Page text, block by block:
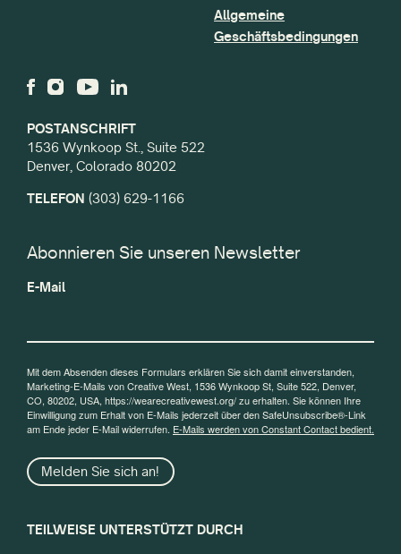
POSTANSCHRIFT
1536 Wynkoop St., Suite 522
Denver, Colorado 80202
TELEFON (303) 629-1166
Allgemeine
Geschäftsbedingungen
Abonnieren Sie unseren Newsletter
E-Mail
Mit dem Absenden dieses Formulars erklären Sie sich damit einverstanden,
Marketing-E-Mails von Creative West, 1536 Wynkoop St, Suite 522, Denver,
CO, 80202, USA, https://wearecreativewest.org/ zu erhalten. Sie können Ihre
Einwilligung zum Erhalt von E-Mails jederzeit über den SafeUnsubscribe®-Link
am Ende jeder E-Mail widerrufen. E-Mails werden von Constant Contact bedient.
Melden Sie sich an!
TEILWEISE UNTERSTÜTZT DURCH